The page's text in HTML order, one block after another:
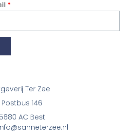
*
Ter Zee
Postbus 146
5680 AC Best